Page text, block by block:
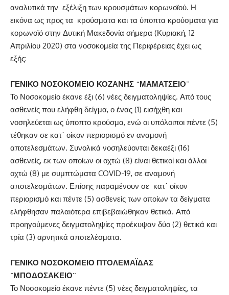
αναλυτικά την εξέλιξη των κρουσμάτων κορωνοϊού. Η
εικόνα ως προς τα κρούσματα και τα ύποπτα κρούσματα για
κορωνοϊό στην Δυτική Μακεδονία σήμερα (Κυριακή, 12
Απριλίου 2020) στα νοσοκομεία της Περιφέρειας έχει ως
εξής:
ΓΕΝΙΚΟ ΝΟΣΟΚΟΜΕΙΟ ΚΟΖΑΝΗΣ “ΜΑΜΑΤΣΕΙΟ¨
Το Νοσοκομείο έκανε έξι (6) νέες δειγματοληψίες. Από τους
ασθενείς που ελήφθη δείγμα, ο ένας (1) εισήχθη και
νοσηλεύεται ως ύποπτο κρούσμα, ενώ οι υπόλοιποι πέντε (5)
τέθηκαν σε κατ΄ οίκον περιορισμό εν αναμονή
αποτελεσμάτων. Συνολικά νοσηλεύονται δεκαέξι (16)
ασθενείς, εκ των οποίων οι οχτώ (8) είναι θετικοί και άλλοι
οχτώ (8) με συμπτώματα COVID-19, σε αναμονή
αποτελεσμάτων. Επίσης παραμένουν σε κατ΄ οίκον
περιορισμό και πέντε (5) ασθενείς των οποίων τα δείγματα
ελήφθησαν παλαιότερα επιβεβαιώθηκαν θετικά. Από
προηγούμενες δειγματοληψίες προέκυψαν δύο (2) θετικά και
τρία (3) αρνητικά αποτελέσματα.
ΓΕΝΙΚΟ ΝΟΣΟΚΟΜΕΙΟ ΠΤΟΛΕΜΑΪΔΑΣ
¨ΜΠΟΔΟΣΑΚΕΙΟ¨
Το Νοσοκομείο έκανε πέντε (5) νέες δειγματοληψίες, τα